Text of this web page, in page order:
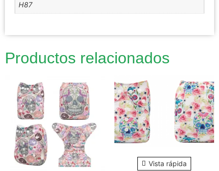
H87
Productos relacionados
Vista rápida